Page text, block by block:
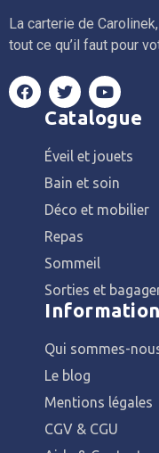
La carterie de
tout ce qu’il faut pour
Catalogue
Éveil et jouets
Bain et soin
Déco et mobilier
Repas
Sommeil
Sorties et
Qui sommes-
Le blog
Mentions légales
CGV & CGU